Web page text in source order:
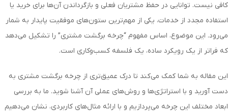
کافی نیست. توانایی در حفظ مشتریان فعلی و بازگرداندن آن‌ها برای خرید یا
استفاده مجدد از خدمات، یکی از مهم‌ترین ستون‌های موفقیت پایدار به شمار
می‌رود. این موضوع، اساس مفهوم “چرخه برگشت مشتری” را تشکیل می‌دهد
که فراتر از یک رویکرد ساده، یک فلسفه کسب‌وکاری است.
این مقاله به شما کمک می‌کند تا درک عمیق‌تری از چرخه برگشت مشتری به
دست آورید و با استراتژی‌ها و روش‌های عملی آن آشنا شوید. ما به بررسی
ابعاد مختلف این چرخه می‌پردازیم و با ارائه مثال‌های کاربردی، نشان می‌دهیم